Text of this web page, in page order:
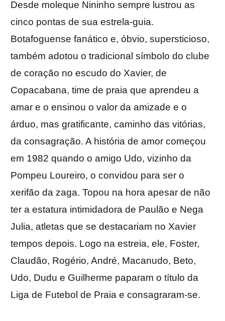
Desde moleque Nininho sempre lustrou as
cinco pontas de sua estrela-guia.
Botafoguense fanático e, óbvio, supersticioso,
também adotou o tradicional símbolo do clube
de coração no escudo do Xavier, de
Copacabana, time de praia que aprendeu a
amar e o ensinou o valor da amizade e o
árduo, mas gratificante, caminho das vitórias,
da consagração. A história de amor começou
em 1982 quando o amigo Udo, vizinho da
Pompeu Loureiro, o convidou para ser o
xerifão da zaga. Topou na hora apesar de não
ter a estatura intimidadora de Paulão e Nega
Julia, atletas que se destacariam no Xavier
tempos depois. Logo na estreia, ele, Foster,
Claudão, Rogério, André, Macanudo, Beto,
Udo, Dudu e Guilherme paparam o título da
Liga de Futebol de Praia e consagraram-se.